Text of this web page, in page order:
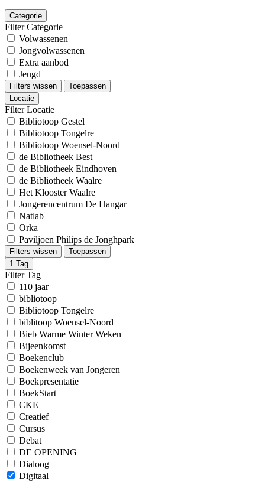
Categorie
Filter Categorie
Volwassenen
Jongvolwassenen
Extra aanbod
Jeugd
Filters wissen
Toepassen
Locatie
Filter Locatie
Bibliotoop Gestel
Bibliotoop Tongelre
Bibliotoop Woensel-Noord
de Bibliotheek Best
de Bibliotheek Eindhoven
de Bibliotheek Waalre
Het Klooster Waalre
Jongerencentrum De Hangar
Natlab
Orka
Paviljoen Philips de Jonghpark
Filters wissen
Toepassen
1 Tag
Filter Tag
110 jaar
bibliotoop
Bibliotoop Tongelre
biblitoop Woensel-Noord
Bieb Warme Winter Weken
Bijeenkomst
Boekenclub
Boekenweek van Jongeren
Boekpresentatie
BoekStart
CKE
Creatief
Cursus
Debat
DE OPENING
Dialoog
Digitaal